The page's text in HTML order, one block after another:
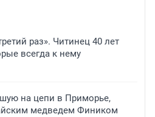
раз». Читинец 40 лет
всегда к нему
на цепи в Приморье,
медведем Фиником